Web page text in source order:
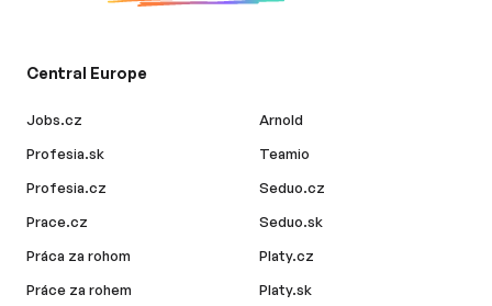
Central Europe
Jobs.cz
Profesia.sk
Profesia.cz
Prace.cz
Práca za rohom
Práce za rohem
Arnold
Teamio
Seduo.cz
Seduo.sk
Platy.cz
Platy.sk